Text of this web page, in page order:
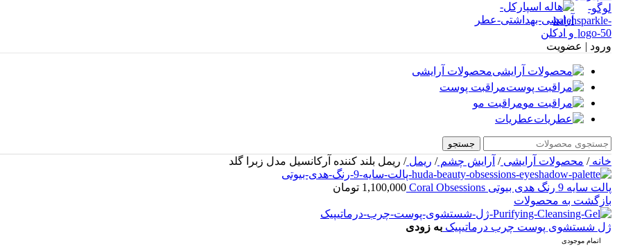
ورود | عضویت
محصولات آرایشی
مراقبت پوست
مراقبت مو
عطریات
جستجو
خانه/ محصولات آرایشی/ آرایش چشم/ ریمل/ ریمل بلند کننده آرکانسیل مدل زبرا گلد
پالت سایه 9 رنگ هدی بیوتی Coral Obsessions 1,100,000 تومان
بازگشت به محصولات
ژل شستشوی پوست چرب درماتیپیک به زودی
اتمام موجودی